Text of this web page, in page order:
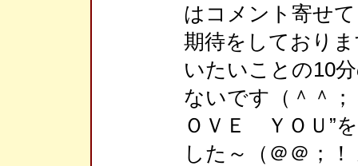
はコメント寄せ
期待をしており
いたいことの10
ないです（＾＾
ＯＶＥ ＹＯＵ”
した～（＠＠；